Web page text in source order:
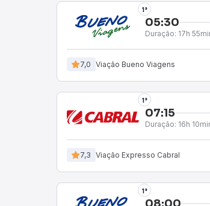
1°
05:30
Duração: 17h
7,0 Viação Bueno Viagens
1°
07:15
Duração: 16h
7,3 Viação Expresso Cabral
1°
08:00